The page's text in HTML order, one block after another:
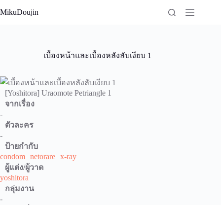
to
MikuDoujin
เบื้องหน้าและเบื้องหลังลับเงียบ 1
[Yoshitora] Uraomote Petriangle 1
จากเรื่อง
-
ตัวละคร
-
ป้ายกำกับ
condom netorare x-ray
ผู้แต่ง/ผู้วาด
yoshitora
กลุ่มงาน
-